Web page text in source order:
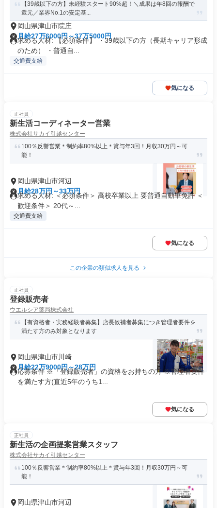
【39歳以下の方】未経験スタート90%超！＼成果は年8回の報酬で
還元／業界No.1の安定基...
岡山県津山市院庄
月給27万6000円～37万5000円
求める人材: 【必須条件】 ・39歳以下の方（長期キャリア形成
のため） ・普通自...
交通費支給
気になる
正社員
新生活コーディネーター営業
株式会社サカイ引越センター
100％反響営業＊制約率80%以上＊賞与年3回！月収30万円～可
能！
岡山県津山市河辺
月給28万円～33万円
求める人材: ＜必須条件＞ 高校卒業以上 要普通自動車免許 ＜
歓迎条件＞ 20代～...
交通費支給
気になる
この企業の類似求人を見る
正社員
登録販売者
ウエルシア薬局株式会社
【有資格者・実務経験者募集】店長候補者募集につき管理者要件を
満たす方のみ対象となります
岡山県津山市川崎
月給22万9000円～28万円
応募条件 ※「登録販売者」の資格をお持ちの方 ※管理者要件
を満たす方(直近5年のうち1...
気になる
正社員
新生活の企画提案営業スタッフ
株式会社サカイ引越センター
100％反響営業＊制約率80%以上＊賞与年3回！月収30万円～可
能！
岡山県津山市河辺